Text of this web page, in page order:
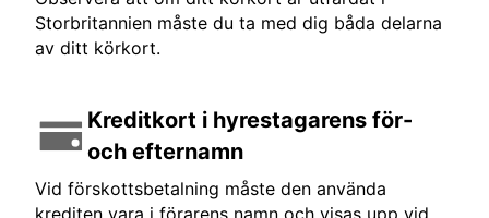
Storbritannien måste du ta med dig båda delarna
av ditt körkort.
Kreditkort i hyrestagarens för-
och efternamn
Vid förskottsbetalning måste den använda